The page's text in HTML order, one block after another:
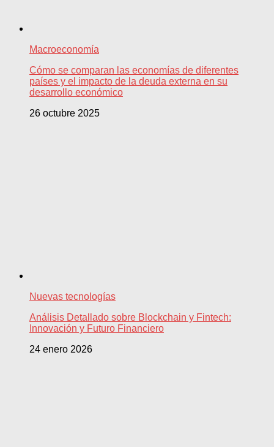
Macroeconomía
Cómo se comparan las economías de diferentes
países y el impacto de la deuda externa en su
desarrollo económico
26 octubre 2025
Nuevas tecnologías
Análisis Detallado sobre Blockchain y Fintech:
Innovación y Futuro Financiero
24 enero 2026